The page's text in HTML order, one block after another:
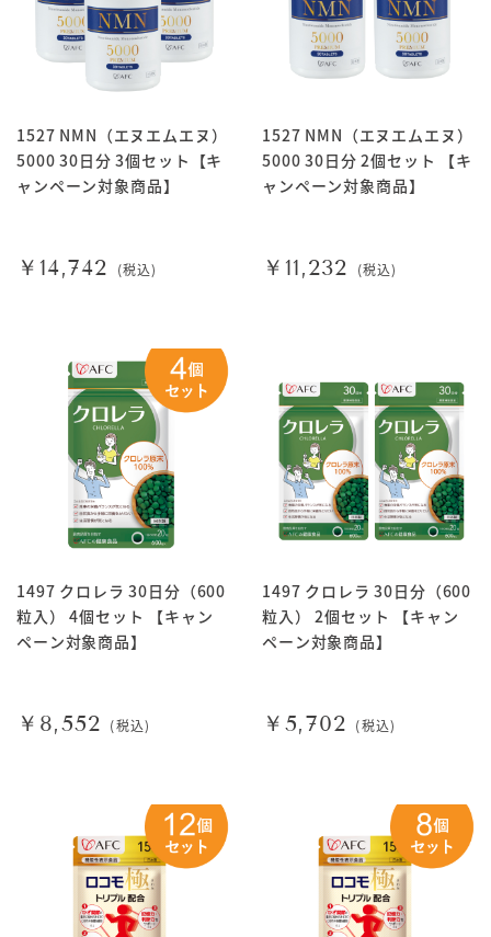
1527 NMN（エヌエムエヌ）
5000 30日分 3個セット【キ
ャンペーン対象商品】
￥14,742 (税込)
1527 NMN（エヌエムエヌ）
5000 30日分 2個セット 【キ
ャンペーン対象商品】
￥11,232 (税込)
1497 クロレラ 30日分（600
粒入） 4個セット 【キャン
ペーン対象商品】
￥8,552 (税込)
1497 クロレラ 30日分（600
粒入） 2個セット 【キャン
ペーン対象商品】
￥5,702 (税込)